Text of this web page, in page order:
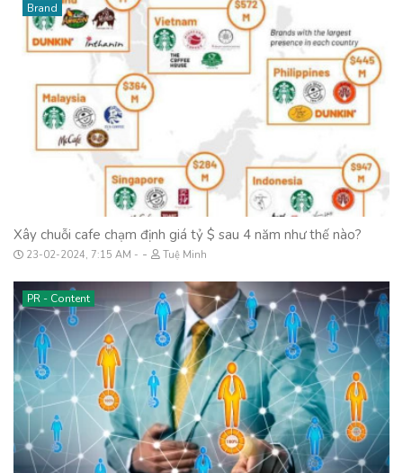
Brand
Xây chuỗi cafe chạm định giá tỷ $ sau 4 năm như thế nào?
23-02-2024, 7:15 AM - Tuệ Minh
PR - Content